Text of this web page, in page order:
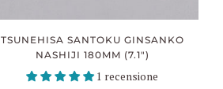
TSUNEHISA SANTOKU GINSANKO
NASHIJI 180MM (7.1")
1 recensione